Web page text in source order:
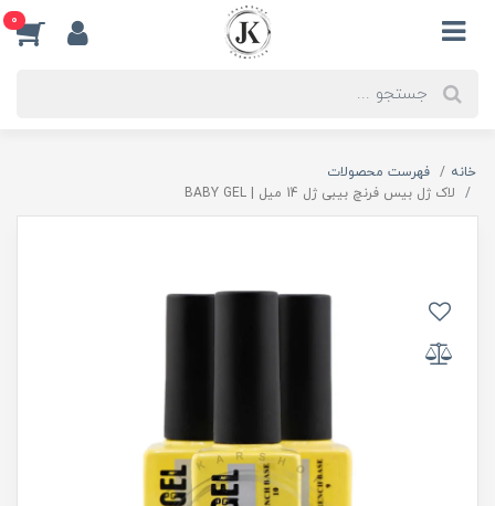
0
خانه
فهرست محصولات
لاک ژل بیس فرنچ بیبی ژل 14 میل | BABY GEL